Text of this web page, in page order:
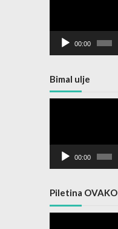
00:00
Bimal ulje
00:00
Piletina OVAKO